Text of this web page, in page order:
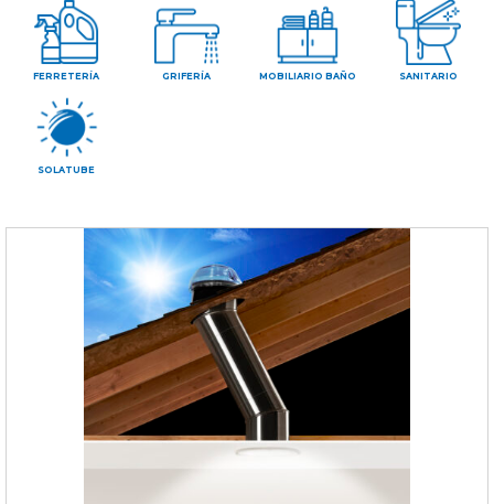
FERRETERÍA GRIFERÍA MOBILIARIO BAÑO SANITARIO
SOLATUBE